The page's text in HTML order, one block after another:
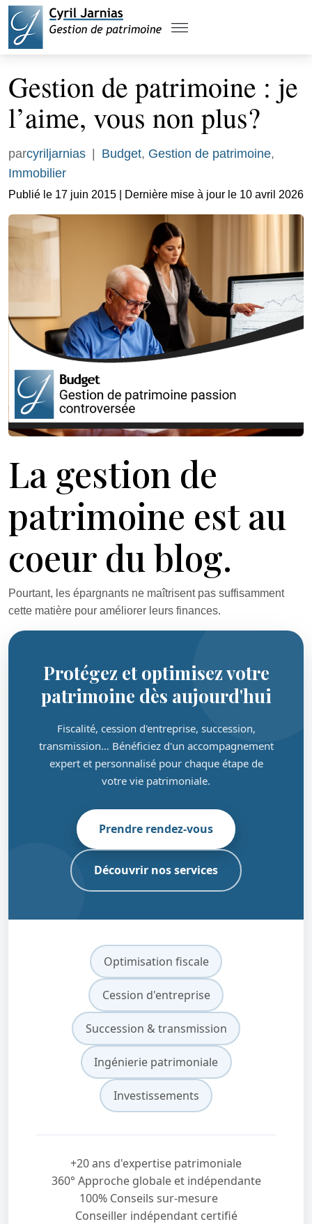
Gestion de patrimoine : je
l’aime, vous non plus?
parcyriljarnias Budget, Gestion de patrimoine,
Immobilier
Publié le 17 juin 2015 | Dernière mise à jour le 10 avril 2026
La gestion de
patrimoine est au
coeur du blog.
Pourtant, les épargnants ne maîtrisent pas suffisamment
cette matière pour améliorer leurs finances.
Protégez et optimisez votre
patrimoine dès aujourd'hui
Fiscalité, cession d'entreprise, succession,
transmission… Bénéficiez d'un accompagnement
expert et personnalisé pour chaque étape de
votre vie patrimoniale.
Prendre rendez-vous
Découvrir nos services
Optimisation fiscale
Cession d'entreprise
Succession & transmission
Ingénierie patrimoniale
Investissements
+20 ans d'expertise patrimoniale
360° Approche globale et indépendante
100% Conseils sur-mesure
Conseiller indépendant certifié